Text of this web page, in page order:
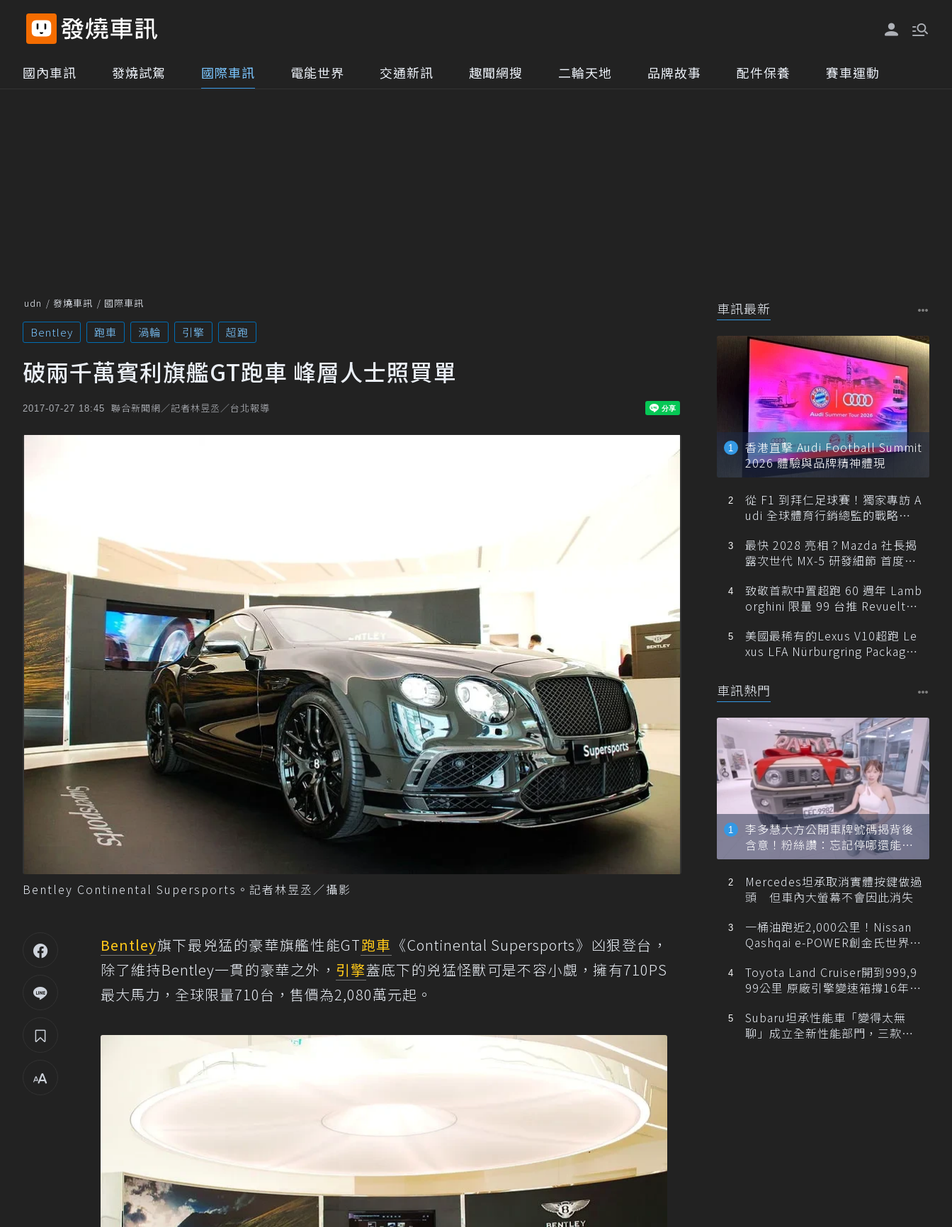
國內車訊 發燒試駕 國際車訊 電能世界 交通新訊 趣聞網搜 二輪天地 品牌故事 配件保養 賽車運動
udn 發燒車訊 國際車訊
Bentley 跑車 渦輪 引擎 超跑
破兩千萬賓利旗艦GT跑車 峰層人士照買單
2017-07-27 18:45 聯合新聞網／記者林昱丞／台北報導
Bentley Continental Supersports。記者林昱丞／攝影
Bentley旗下最兇猛的豪華旗艦性能GT跑車 《Continental Supersports》凶狠登台，
除了維持Bentley一貫的豪華之外， 引擎蓋底下的兇猛怪獸可是不容小覷，擁有710PS
最大馬力，全球限量710台，售價為2,080萬元起。
車訊最新
香港直擊 Audi Football Summit
2026 體驗與品牌精神體現
從 F1 到拜仁足球賽！獨家專訪 A
udi 全球體育行銷總監的戰略布
最快 2028 亮相？Mazda 社長揭
露次世代 MX-5 研發細節 首度支
致敬首款中置超跑 60 週年 Lamb
orghini 限量 99 台推 Revuelto
美國最稀有的Lexus V10超跑 Le
xus LFA Nürburgring Package
車訊熱門
李多慧大方公開車牌號碼揭背後
含意！粉絲讚：忘記停哪還能幫
忙找車
Mercedes坦承取消實體按鍵做過
頭 但車內大螢幕不會因此消失
一桶油跑近2,000公里！Nissan
Qashqai e-POWER創金氏世界紀
Toyota Land Cruiser開到999,9
99公里 原廠引擎變速箱撐16年、
Subaru坦承性能車「變得太無
聊」成立全新性能部門，三款手